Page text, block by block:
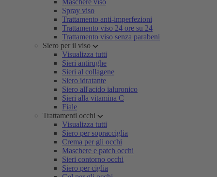
Maschere viso
Spray viso
Trattamento anti-imperfezioni
Trattamento viso 24 ore su 24
Trattamento viso senza parabeni
Siero per il viso
Visualizza tutti
Sieri antirughe
Sieri al collagene
Siero idratante
Siero all'acido ialuronico
Sieri alla vitamina C
Fiale
Trattamenti occhi
Visualizza tutti
Siero per sopracciglia
Crema per gli occhi
Maschere e patch occhi
Sieri contorno occhi
Siero per ciglia